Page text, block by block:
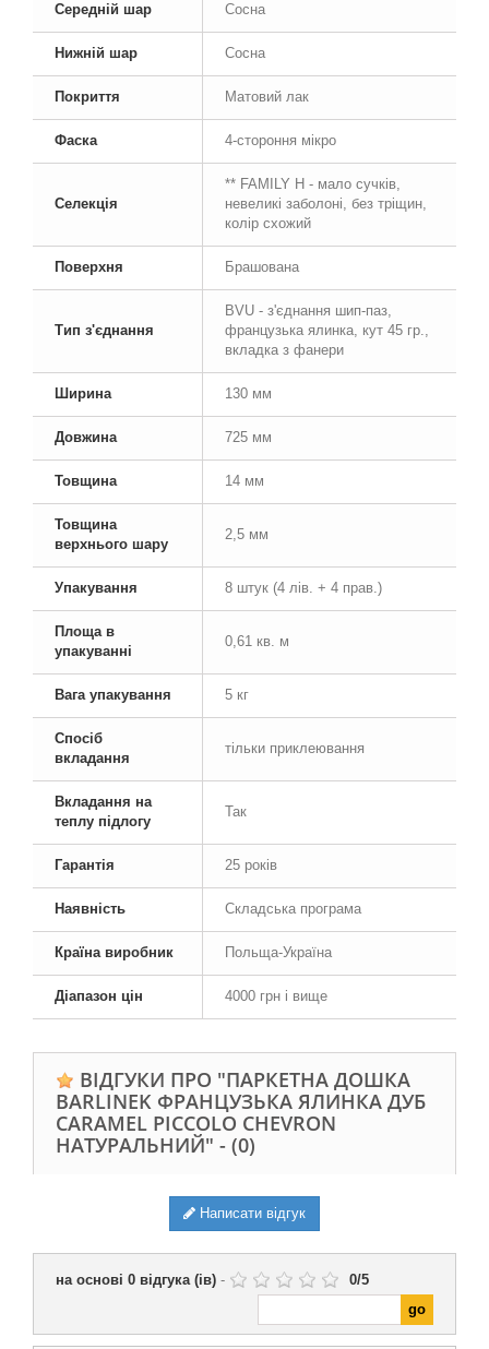
Середній шар Сосна
Нижній шар Сосна
Покриття Матовий лак
Фаска 4-стороння мікро
Селекція
** FAMILY Н - мало сучків,
невеликі заболоні, без тріщин,
колір схожий
Поверхня Брашована
Тип з'єднання
BVU - з'єднання шип-паз,
французька ялинка, кут 45 гр.,
вкладка з фанери
Ширина 130 мм
Довжина 725 мм
Товщина 14 мм
Товщина
верхнього шару
2,5 мм
Упакування 8 штук (4 лів. + 4 прав.)
Площа в
упакуванні
0,61 кв. м
Вага упакування 5 кг
Спосіб
вкладання
тільки приклеювання
Вкладання на
теплу підлогу
Так
Гарантія 25 років
Наявність Складська програма
Країна виробник Польща-Україна
Діапазон цін 4000 грн і вище
ВІДГУКИ ПРО "ПАРКЕТНА ДОШКА
BARLINEK ФРАНЦУЗЬКА ЯЛИНКА ДУБ
CARAMEL PICCOLO CHEVRON
НАТУРАЛЬНИЙ" - (0)
Написати відгук
на основі 0 відгука (ів) - 0/5